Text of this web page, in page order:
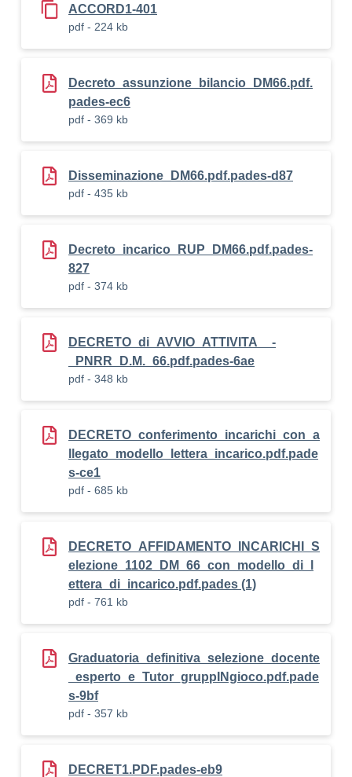
ACCORD1-401
pdf - 224 kb
Decreto_assunzione_bilancio_DM66.pdf.
pades-ec6
pdf - 369 kb
Disseminazione_DM66.pdf.pades-d87
pdf - 435 kb
Decreto_incarico_RUP_DM66.pdf.pades-
827
pdf - 374 kb
DECRETO_di_AVVIO_ATTIVITA__-
_PNRR_D.M._66.pdf.pades-6ae
pdf - 348 kb
DECRETO_conferimento_incarichi_con_a
llegato_modello_lettera_incarico.pdf.pade
s-ce1
pdf - 685 kb
DECRETO_AFFIDAMENTO_INCARICHI_S
elezione_1102_DM_66_con_modello_di_l
ettera_di_incarico.pdf.pades (1)
pdf - 761 kb
Graduatoria_definitiva_selezione_docente
_esperto_e_Tutor_gruppINgioco.pdf.pade
s-9bf
pdf - 357 kb
DECRET1.PDF.pades-eb9